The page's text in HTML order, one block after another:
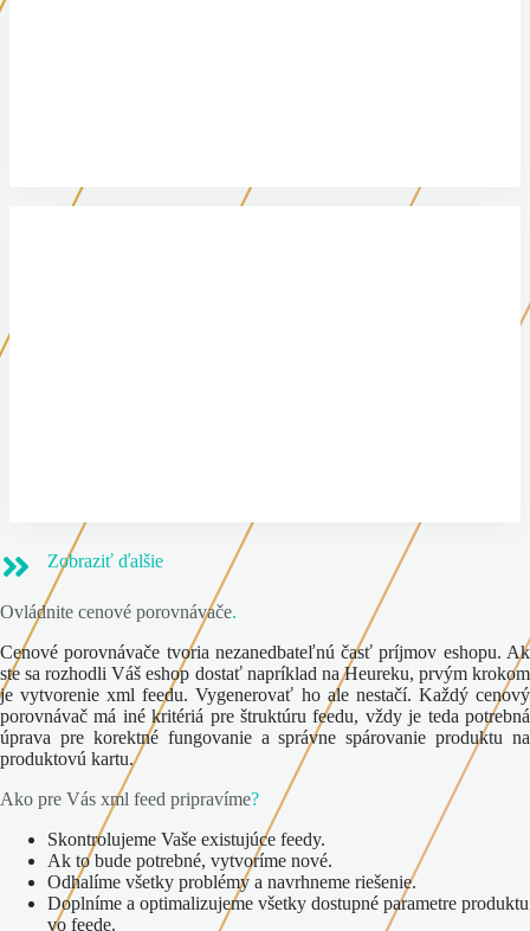
Zobraziť ďalšie
Ovládnite cenové porovnávače.
Cenové porovnávače tvoria nezanedbateľnú časť príjmov eshopu. Ak
ste sa rozhodli Váš eshop dostať napríklad na Heureku, prvým krokom
je vytvorenie xml feedu. Vygenerovať ho ale nestačí. Každý cenový
porovnávač má iné kritériá pre štruktúru feedu, vždy je teda potrebná
úprava pre korektné fungovanie a správne spárovanie produktu na
produktovú kartu.
Ako pre Vás xml feed pripravíme?
Skontrolujeme Vaše existujúce feedy.
Ak to bude potrebné, vytvoríme nové.
Odhalíme všetky problémy a navrhneme riešenie.
Doplníme a optimalizujeme všetky dostupné parametre produktu
vo feede.